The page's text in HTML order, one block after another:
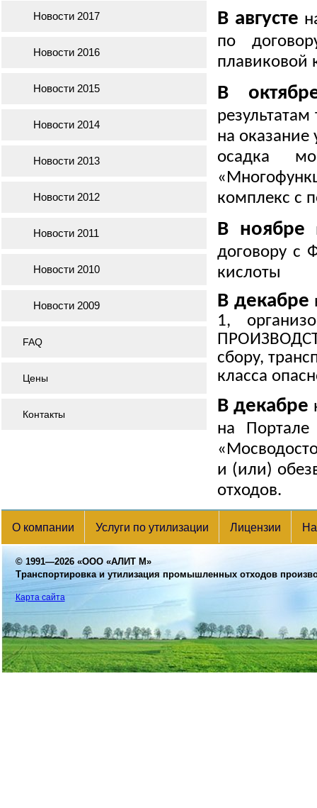
В августе
по
плавиковой
В
на оказание
осадка
комплекс с
В ноябре
договору с
кислоты
В декабре
1,
сбору,
класса
В декабре
на
и (или)
отходов.
Новости 2017
Новости 2016
Новости 2015
Новости 2014
Новости 2013
Новости 2012
Новости 2011
Новости 2010
Новости 2009
FAQ
Цены
Контакты
О компании Услуги по утилизации Лицензии
© 1991—2026 «ООО «АЛИТ М»
Транспортировка и утилизация промышленных отходов
Карта сайта